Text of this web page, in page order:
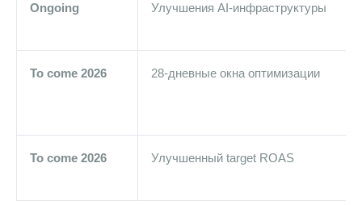
Ongoing Улучшения AI-инфраструктуры
To come 2026 28-дневные окна оптимизации
To come 2026 Улучшенный target ROAS